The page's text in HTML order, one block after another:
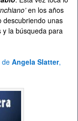
en los años
descubriendo unas
la búsqueda para
de Angela Slatter,